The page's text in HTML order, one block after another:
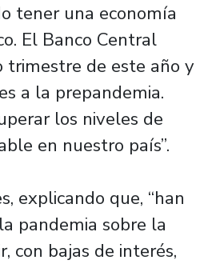
tener una economía
El Banco Central
trimestre de este año y
a la prepandemia.
los niveles de
en nuestro país”.
explicando que, “han
pandemia sobre la
con bajas de interés,